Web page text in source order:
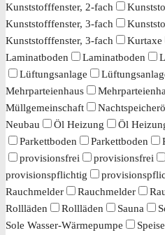
Kunststofffenster, 2-fach
Kunststofffenster, 3-fach
Kunststofffenster, 3-fach
Kurtaxe
Laminatboden
Laminatboden
Lüftungsanlage
Mehrparteienhaus
Müllgemeinschaft
Neubau
Öl Heizung Öl
Parkettboden
Parkettboden
provisionsfrei
provisionsfrei
provisionspflichtig
Rauchmelder
Rauchmelder
Rollläden
Rollläden Sauna
Sole Wasser-Wärmepumpe